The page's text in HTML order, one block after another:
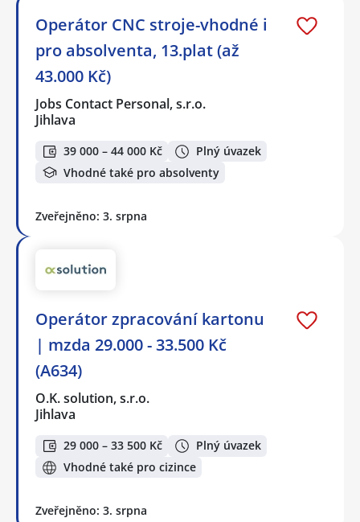
Operátor CNC stroje-vhodné i
pro absolventa, 13.plat (až
43.000 Kč)
Jobs Contact Personal, s.r.o.
Jihlava
39 000 – 44 000 Kč
Plný úvazek
Vhodné také pro absolventy
Zveřejněno: 3. srpna
Operátor zpracování kartonu
| mzda 29.000 - 33.500 Kč
(A634)
O.K. solution, s.r.o.
Jihlava
29 000 – 33 500 Kč
Plný úvazek
Vhodné také pro cizince
Zveřejněno: 3. srpna